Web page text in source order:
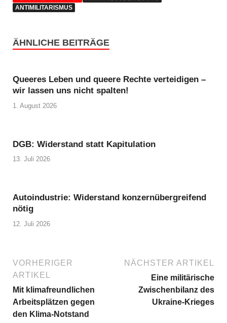
ANTIMILITARISMUS
ÄHNLICHE BEITRÄGE
Queeres Leben und queere Rechte verteidigen –
wir lassen uns nicht spalten!
1. August 2026
DGB: Widerstand statt Kapitulation
13. Juli 2026
Autoindustrie: Widerstand konzernübergreifend
nötig
12. Juli 2026
VORHERIGER
ARTIKEL
Mit klimafreundlichen
Arbeitsplätzen gegen
den Klima-Notstand
NÄCHSTER ARTIKEL
Eine militärische
Zwischenbilanz des
Ukraine-Krieges